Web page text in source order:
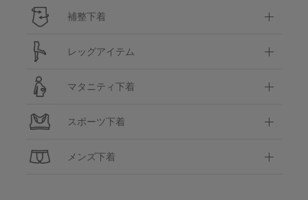
補整下着
レッグアイテム
マタニティ下着
スポーツ下着
メンズ下着